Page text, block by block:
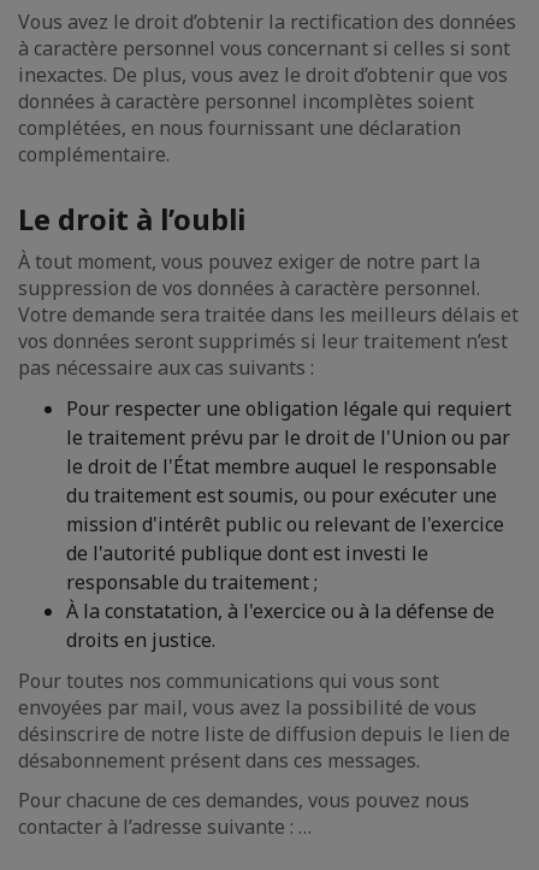
Vous avez le droit d’obtenir la rectification des données
à caractère personnel vous concernant si celles si sont
inexactes. De plus, vous avez le droit d’obtenir que vos
données à caractère personnel incomplètes soient
complétées, en nous fournissant une déclaration
complémentaire.
Le droit à l’oubli
À tout moment, vous pouvez exiger de notre part la
suppression de vos données à caractère personnel.
Votre demande sera traitée dans les meilleurs délais et
vos données seront supprimés si leur traitement n’est
pas nécessaire aux cas suivants :
Pour respecter une obligation légale qui requiert
le traitement prévu par le droit de l'Union ou par
le droit de l'État membre auquel le responsable
du traitement est soumis, ou pour exécuter une
mission d'intérêt public ou relevant de l'exercice
de l'autorité publique dont est investi le
responsable du traitement ;
À la constatation, à l'exercice ou à la défense de
droits en justice.
Pour toutes nos communications qui vous sont
envoyées par mail, vous avez la possibilité de vous
désinscrire de notre liste de diffusion depuis le lien de
désabonnement présent dans ces messages.
Pour chacune de ces demandes, vous pouvez nous
contacter à l’adresse suivante : …